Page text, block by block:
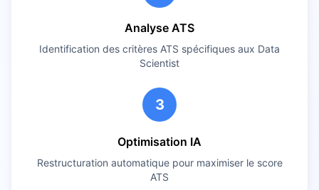
Analyse ATS
Identification des critères ATS spécifiques aux Data
Scientist
3
Optimisation IA
Restructuration automatique pour maximiser le score
ATS